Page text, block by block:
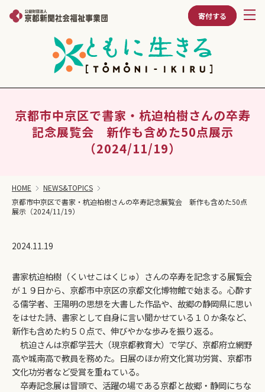
寄付する
京都市中京区で書家・杭迫柏樹さんの卒寿
記念展覧会 新作も含めた50点展示
（2024/11/19）
HOME
NEWS&TOPICS
京都市中京区で書家・杭迫柏樹さんの卒寿記念展覧会 新作も含めた50点
展示（2024/11/19）
2024.11.19
書家杭迫柏樹（くいせこはくじゅ）さんの卒寿を記念する展覧会
が１９日から、京都市中京区の京都文化博物館で始まる。心酔す
る儒学者、王陽明の思想を大書した作品や、故郷の静岡県に思い
をはせた詩、書家として自身に言い聞かせている１０か条など、
新作も含めた約５０点で、伸びやかな歩みを振り返る。
杭迫さんは京都学芸大（現京都教育大）で学び、京都府立網野
高や城南高で教員を務めた。日展のほか府文化賞功労賞、京都市
文化功労者など受賞を重ねている。
卒寿記念展は冒頭で、活躍の場である京都と故郷・静岡にちな